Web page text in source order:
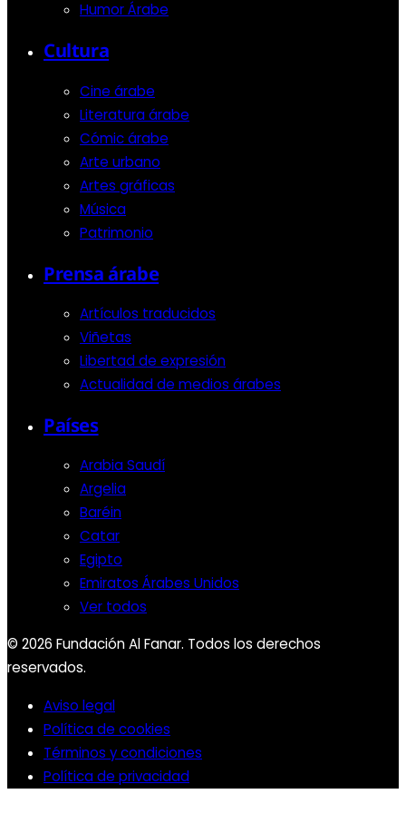
Humor Árabe
Cultura
Cine árabe
Literatura árabe
Cómic árabe
Arte urbano
Artes gráficas
Música
Patrimonio
Prensa árabe
Artículos traducidos
Viñetas
Libertad de expresión
Actualidad de medios árabes
Países
Arabia Saudí
Argelia
Baréin
Catar
Egipto
Emiratos Árabes Unidos
Ver todos
© 2026 Fundación Al Fanar. Todos los derechos
reservados.
Aviso legal
Política de cookies
Términos y condiciones
Política de privacidad